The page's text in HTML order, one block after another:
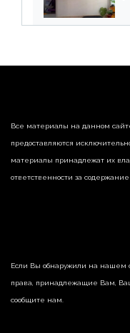
Все материалы на данном
предоставляются
материалы принадлежат их
ответственности за
Если Вы обнаружили на нашем
права, принадлежащие Вам,
сообщите нам.